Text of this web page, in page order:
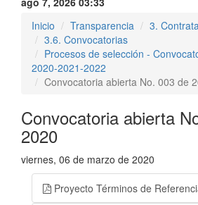
Inicio
Transparencia
3.
3.6. Convocatorias
Procesos de selección -
2020-2021-2022
Convocatoria abierta No. 003 de
Convocatoria abierta
2020
viernes, 06 de marzo de 2020
Proyecto Términos de